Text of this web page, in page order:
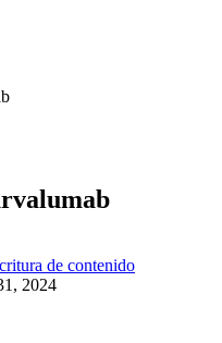
de contenido
2024